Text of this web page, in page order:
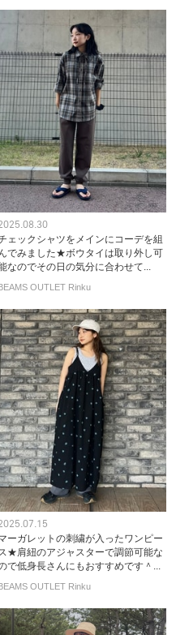
ェックシャツをメインにコーデを組
でみました★ボウタイは取り外し可
なのでその日の気分に合わせて...
OUTLET Rinku
ーガレットの刺繍が入ったワンピー
★肩紐のアジャスターで調節可能な
で低身長さんにもおすすめです＾...
OUTLET Rinku